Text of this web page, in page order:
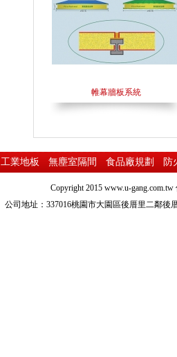
帷幕牆板系統
工業地板 無塵室隔間 食品廠規劃 防
Copyright 2015 www.u-gang.com.tw
公司地址：337016桃園市大園區後厝里二鄰後